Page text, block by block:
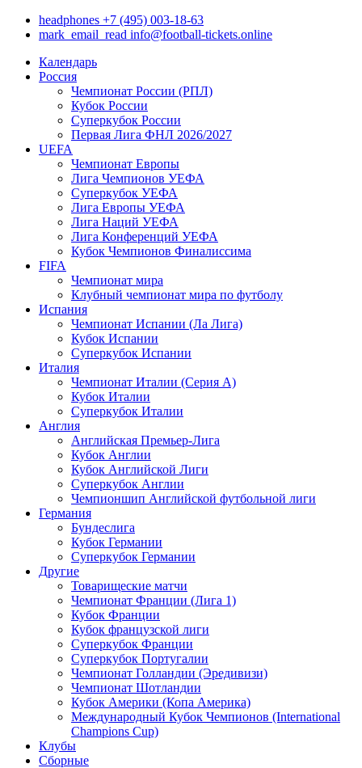
headphones +7 (495) 003-18-63
mark_email_read info@football-tickets.online
Календарь
Россия
Чемпионат России (РПЛ)
Кубок России
Суперкубок России
Первая Лига ФНЛ 2026/2027
UEFA
Чемпионат Европы
Лига Чемпионов УЕФА
Суперкубок УЕФА
Лига Европы УЕФА
Лига Наций УЕФА
Лига Конференций УЕФА
Кубок Чемпионов Финалиссима
FIFA
Чемпионат мира
Клубный чемпионат мира по футболу
Испания
Чемпионат Испании (Ла Лига)
Кубок Испании
Суперкубок Испании
Италия
Чемпионат Италии (Серия А)
Кубок Италии
Суперкубок Италии
Англия
Английская Премьер-Лига
Кубок Англии
Кубок Английской Лиги
Суперкубок Англии
Чемпионшип Английской футбольной лиги
Германия
Бундеслига
Кубок Германии
Суперкубок Германии
Другие
Товарищеские матчи
Чемпионат Франции (Лига 1)
Кубок Франции
Кубок французской лиги
Суперкубок Франции
Суперкубок Португалии
Чемпионат Голландии (Эредивизи)
Чемпионат Шотландии
Кубок Америки (Копа Америка)
Международный Кубок Чемпионов (International
Champions Cup)
Клубы
Сборные